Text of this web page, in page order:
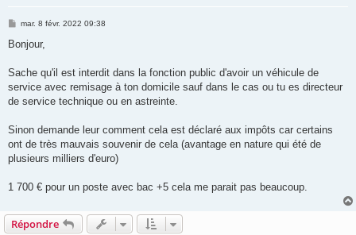
M
s
g
mar. 8 févr. 2022 09:38
Bonjour,
Sache qu'il est interdit dans la fonction public d'avoir un véhicule de
service avec remisage à ton domicile sauf dans le cas ou tu es directeur
de service technique ou en astreinte.
Sinon demande leur comment cela est déclaré aux impôts car certains
ont de très mauvais souvenir de cela (avantage en nature qui été de
plusieurs milliers d'euro)
1 700 € pour un poste avec bac +5 cela me parait pas beaucoup.
Répondre